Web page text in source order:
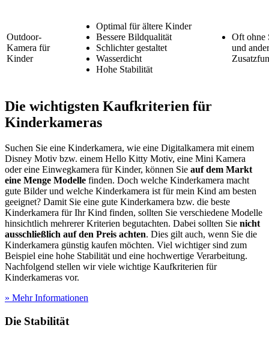
Outdoor-
Kamera für
Kinder
Optimal für ältere Kinder
Bessere Bildqualität
Schlichter gestaltet
Wasserdicht
Hohe Stabilität
Oft ohne
und
Die wichtigsten Kaufkriterien für
Kinderkameras
Suchen Sie eine Kinderkamera, wie eine Digitalkamera mit einem
Disney Motiv bzw. einem Hello Kitty Motiv, eine Mini Kamera
oder eine Einwegkamera für Kinder, können Sie auf dem Markt
eine Menge Modelle finden. Doch welche Kinderkamera macht
gute Bilder und welche Kinderkamera ist für mein Kind am besten
geeignet? Damit Sie eine gute Kinderkamera bzw. die beste
Kinderkamera für Ihr Kind finden, sollten Sie verschiedene Modelle
hinsichtlich mehrerer Kriterien begutachten. Dabei sollten Sie nicht
ausschließlich auf den Preis achten. Dies gilt auch, wenn Sie die
Kinderkamera günstig kaufen möchten. Viel wichtiger sind zum
Beispiel eine hohe Stabilität und eine hochwertige Verarbeitung.
Nachfolgend stellen wir viele wichtige Kaufkriterien für
Kinderkameras vor.
» Mehr Informationen
Die Stabilität